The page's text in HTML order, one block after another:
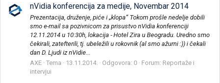
nVidia konferencija za medije, Novembar 2014
Prezentacija, druženje, piće i „klopa“ Tokom prošle nedelje dobili
smo e-mail sa pozivnicom za prisustvo nVidia konferenciji
12.11.2014 u 10:30h, lokacija - Hotel Zira u Beogradu. Uredno smo
čekirali, zatefterili, tj. ubeležili u rokovnik (al smo ažurni :)) i čekali
dan D. Ljudi iz nVidie...
AXE Tema 13.11.2014. Odgovora: 0 Forum: Reportaže i
intervjui